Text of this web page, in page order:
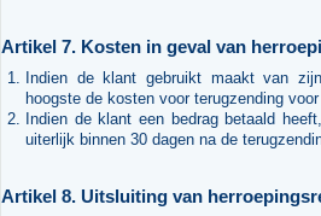
Artikel 7. Kosten in geval van
Indien de klant gebruikt maakt van
hoogste de kosten voor terugzending voor
Indien de klant een bedrag betaald
uiterlijk binnen 30 dagen na de
Artikel 8. Uitsluiting van